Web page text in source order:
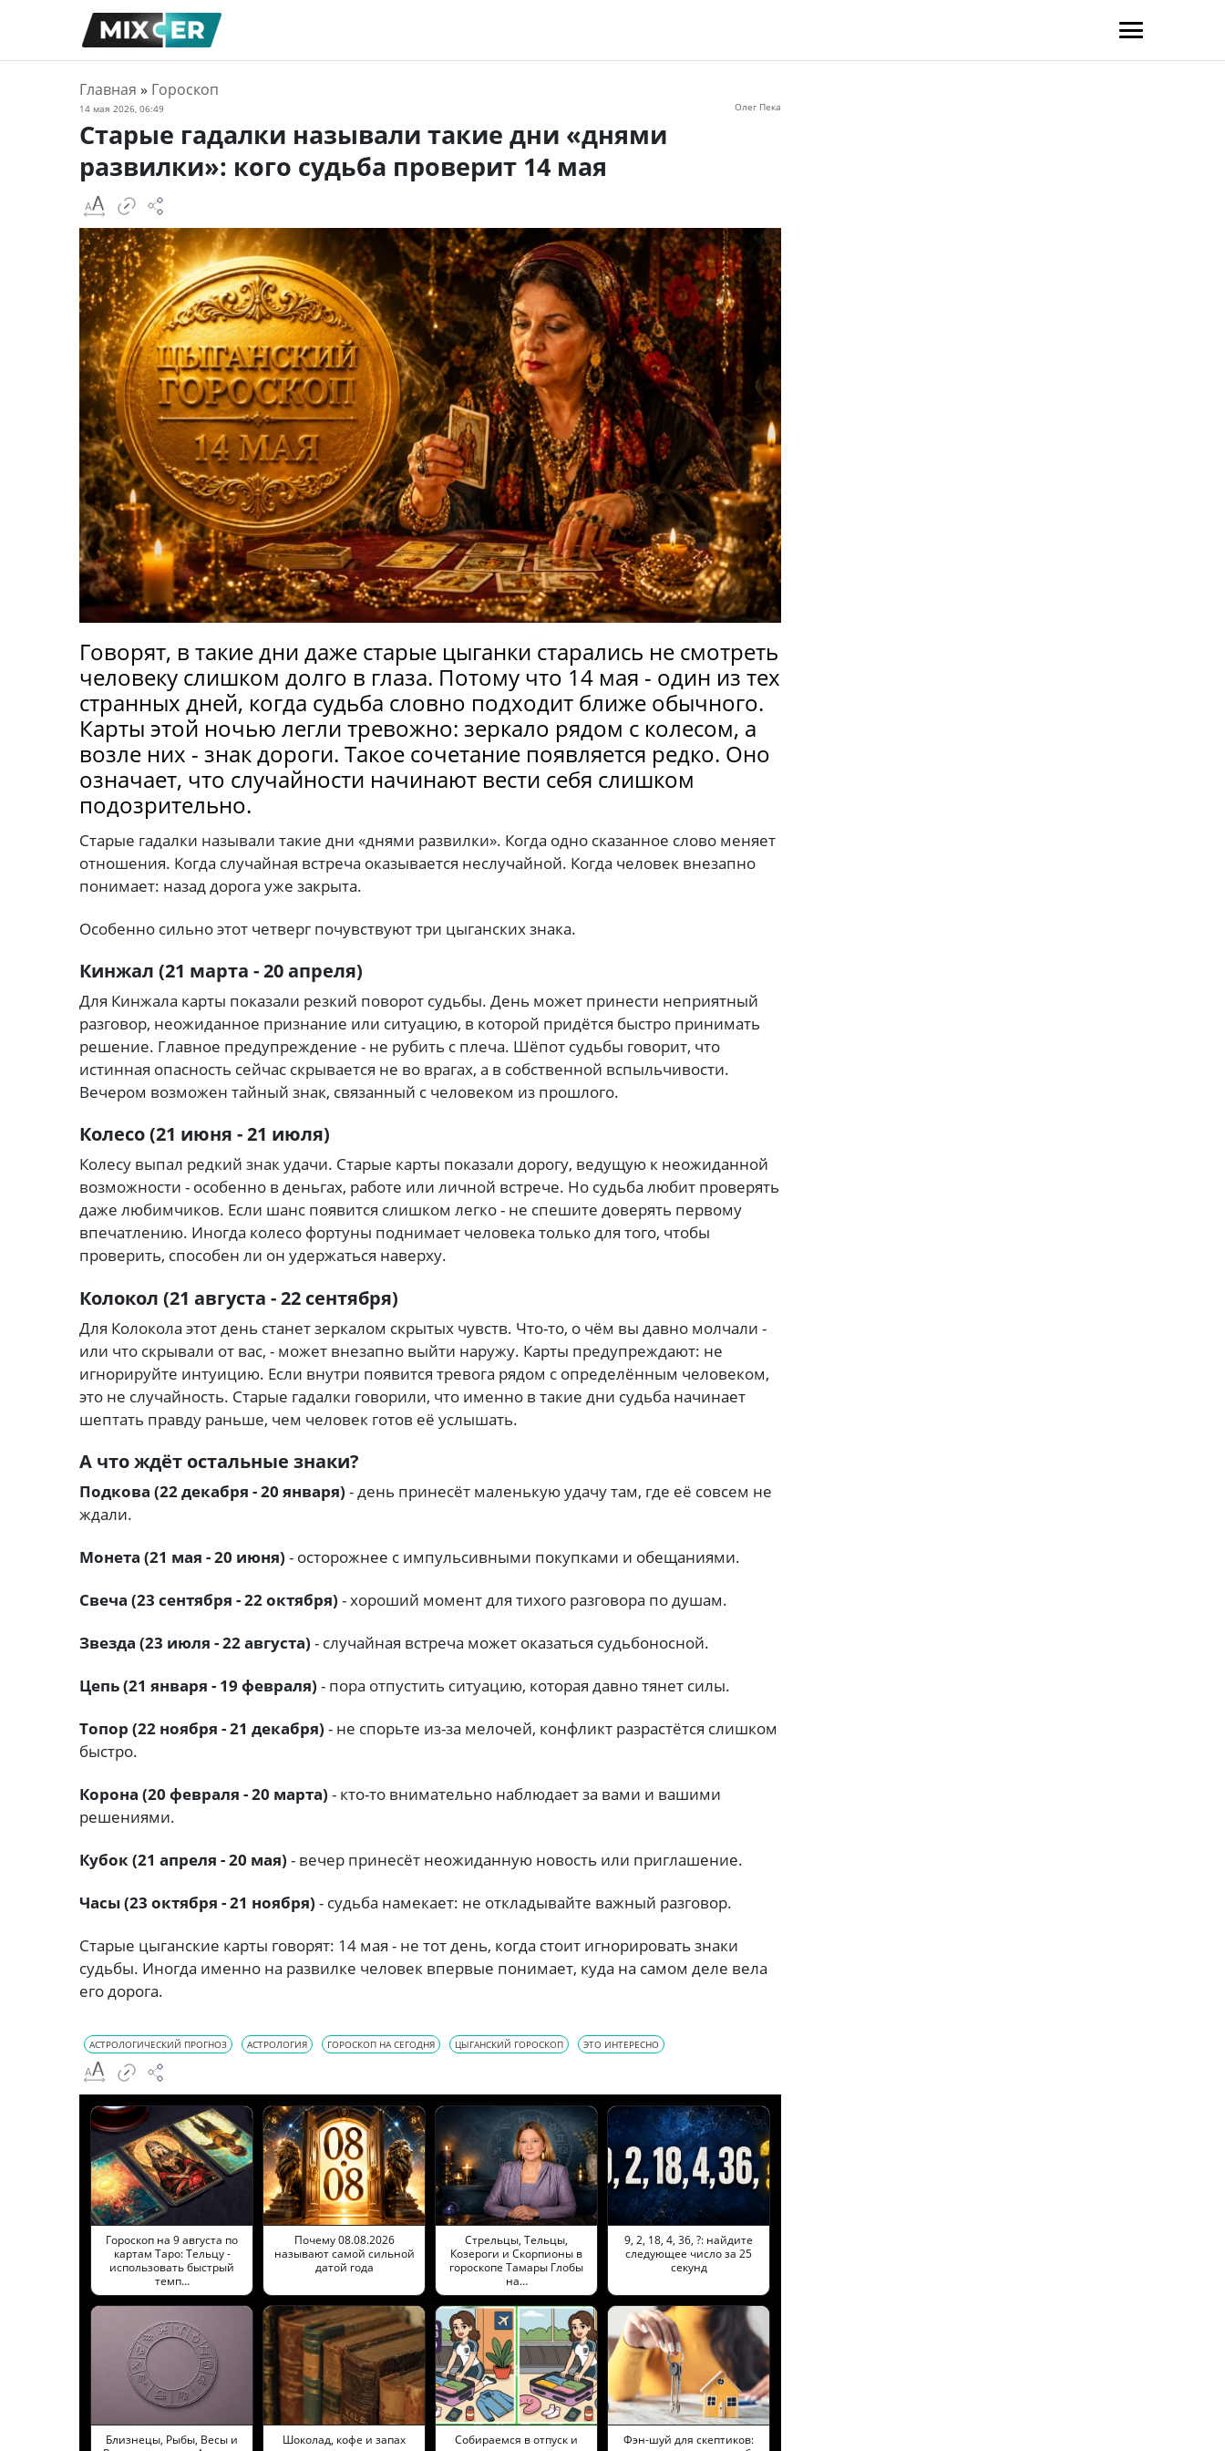
Главная » Гороскоп
14 мая 2026, 06:49 Олег Пека
Старые гадалки называли такие дни «днями
развилки»: кого судьба проверит 14 мая
Говорят, в такие дни даже старые цыганки старались не смотреть
человеку слишком долго в глаза. Потому что 14 мая - один из тех
странных дней, когда судьба словно подходит ближе обычного.
Карты этой ночью легли тревожно: зеркало рядом с колесом, а
возле них - знак дороги. Такое сочетание появляется редко. Оно
означает, что случайности начинают вести себя слишком
подозрительно.
Старые гадалки называли такие дни «днями развилки». Когда одно сказанное слово меняет
отношения. Когда случайная встреча оказывается неслучайной. Когда человек внезапно
понимает: назад дорога уже закрыта.
Особенно сильно этот четверг почувствуют три цыганских знака.
Кинжал (21 марта - 20 апреля)
Для Кинжала карты показали резкий поворот судьбы. День может принести неприятный
разговор, неожиданное признание или ситуацию, в которой придётся быстро принимать
решение. Главное предупреждение - не рубить с плеча. Шёпот судьбы говорит, что
истинная опасность сейчас скрывается не во врагах, а в собственной вспыльчивости.
Вечером возможен тайный знак, связанный с человеком из прошлого.
Колесо (21 июня - 21 июля)
Колесу выпал редкий знак удачи. Старые карты показали дорогу, ведущую к неожиданной
возможности - особенно в деньгах, работе или личной встрече. Но судьба любит проверять
даже любимчиков. Если шанс появится слишком легко - не спешите доверять первому
впечатлению. Иногда колесо фортуны поднимает человека только для того, чтобы
проверить, способен ли он удержаться наверху.
Колокол (21 августа - 22 сентября)
Для Колокола этот день станет зеркалом скрытых чувств. Что-то, о чём вы давно молчали -
или что скрывали от вас, - может внезапно выйти наружу. Карты предупреждают: не
игнорируйте интуицию. Если внутри появится тревога рядом с определённым человеком,
это не случайность. Старые гадалки говорили, что именно в такие дни судьба начинает
шептать правду раньше, чем человек готов её услышать.
А что ждёт остальные знаки?
Подкова (22 декабря - 20 января) - день принесёт маленькую удачу там, где её совсем не
ждали.
Монета (21 мая - 20 июня) - осторожнее с импульсивными покупками и обещаниями.
Свеча (23 сентября - 22 октября) - хороший момент для тихого разговора по душам.
Звезда (23 июля - 22 августа) - случайная встреча может оказаться судьбоносной.
Цепь (21 января - 19 февраля) - пора отпустить ситуацию, которая давно тянет силы.
Топор (22 ноября - 21 декабря) - не спорьте из-за мелочей, конфликт разрастётся слишком
быстро.
Корона (20 февраля - 20 марта) - кто-то внимательно наблюдает за вами и вашими
решениями.
Кубок (21 апреля - 20 мая) - вечер принесёт неожиданную новость или приглашение.
Часы (23 октября - 21 ноября) - судьба намекает: не откладывайте важный разговор.
Старые цыганские карты говорят: 14 мая - не тот день, когда стоит игнорировать знаки
судьбы. Иногда именно на развилке человек впервые понимает, куда на самом деле вела
его дорога.
АСТРОЛОГИЧЕСКИЙ ПРОГНОЗ АСТРОЛОГИЯ ГОРОСКОП НА СЕГОДНЯ ЦЫГАНСКИЙ ГОРОСКОП ЭТО ИНТЕРЕСНО
Гороскоп на 9 августа по
картам Таро: Тельцу -
использовать быстрый
темп…
Почему 08.08.2026
называют самой сильной
датой года
Стрельцы, Тельцы,
Козероги и Скорпионы в
гороскопе Тамары Глобы
на…
9, 2, 18, 4, 36, ?: найдите
следующее число за 25
секунд
Близнецы, Рыбы, Весы и
Шоколад, кофе и запах
Собираемся в отпуск и
Фэн-шуй для скептиков: